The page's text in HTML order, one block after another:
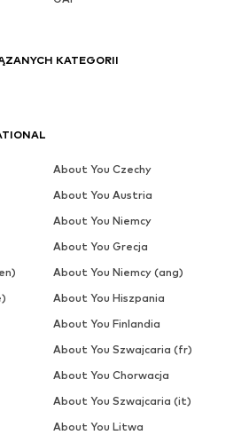
KATEGORII
About You Czechy
About You Austria
About You Niemcy
About You Grecja
About You Niemcy (ang)
About You Hiszpania
About You Finlandia
About You Szwajcaria (fr)
About You Chorwacja
About You Szwajcaria (it)
About You Litwa